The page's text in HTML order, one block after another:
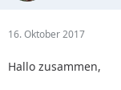
16. Oktober 2017
Hallo zusammen,